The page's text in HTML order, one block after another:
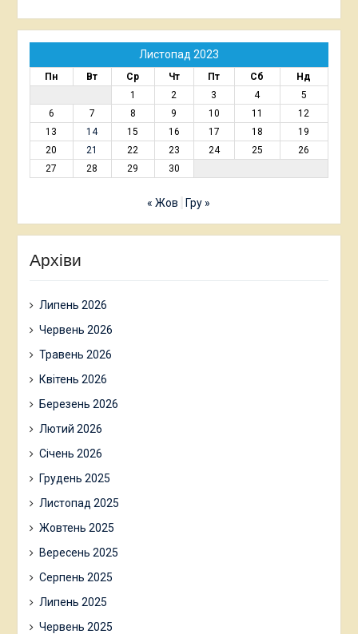
Листопад 2023
Пн Вт Ср Чт Пт Сб
Нд
1
2 3 4
5
6
7 8 9 10 11
12
13
14 15 16 17 18
19
20
21 22 23 24 25
26
27
28 29 30
« Жов Гру »
Архіви
Липень 2026
Червень 2026
Травень 2026
Квітень 2026
Березень 2026
Лютий 2026
Січень 2026
Грудень 2025
Листопад 2025
Жовтень 2025
Вересень 2025
Серпень 2025
Липень 2025
Червень 2025